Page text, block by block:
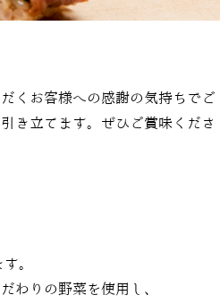
くお客様への感謝の気持ちでご
き立てます。ぜひご賞味くださ
。
わりの野菜を使用し、